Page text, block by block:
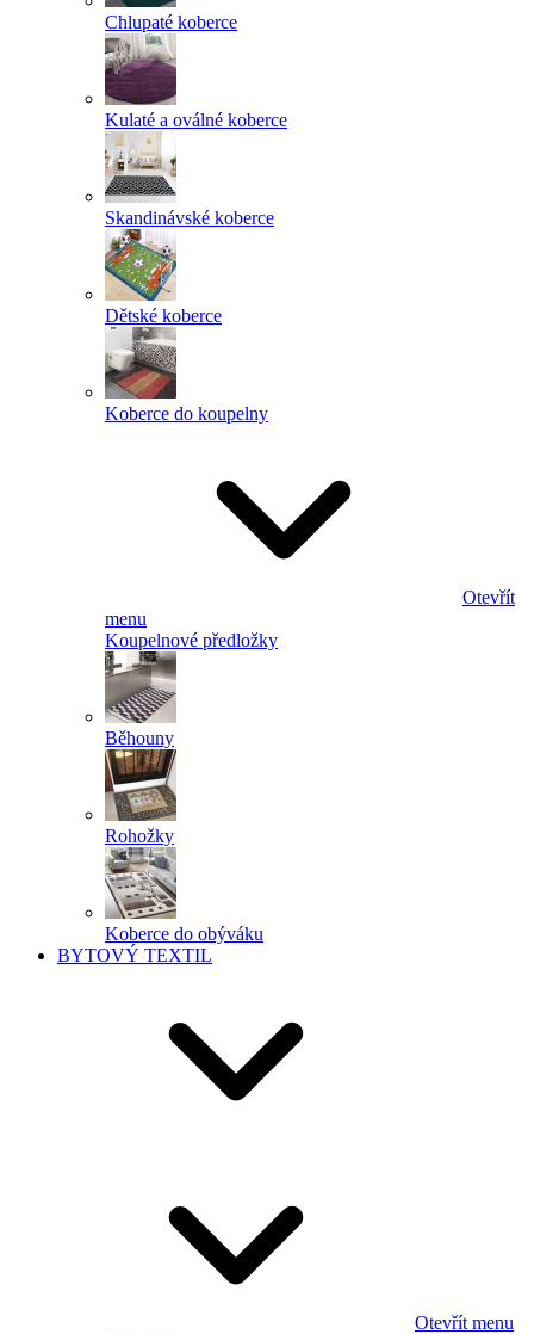
Chlupaté koberce
Kulaté a oválné koberce
Skandinávské koberce
Dětské koberce
Koberce do koupelny
Otevřít
menu
Koupelnové předložky
Běhouny
Rohožky
Koberce do obýváku
BYTOVÝ TEXTIL
Otevřít menu